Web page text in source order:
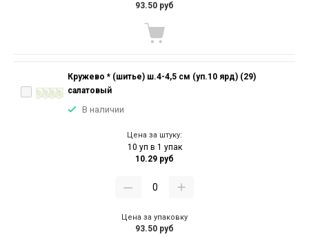
93.50 руб
Кружево * (шитье) ш.4-4,5 см (уп.10 ярд) (29)
салатовый
В наличии
Цена за штуку:
10 уп в 1 упак
10.29 руб
Цена за упаковку
93.50 руб